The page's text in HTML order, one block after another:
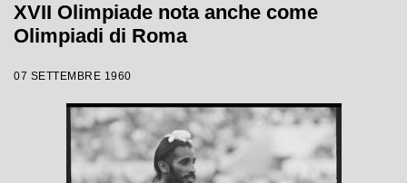
XVII Olimpiade nota anche come
Olimpiadi di Roma
07 SETTEMBRE 1960